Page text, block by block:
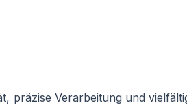
Verarbeitung und